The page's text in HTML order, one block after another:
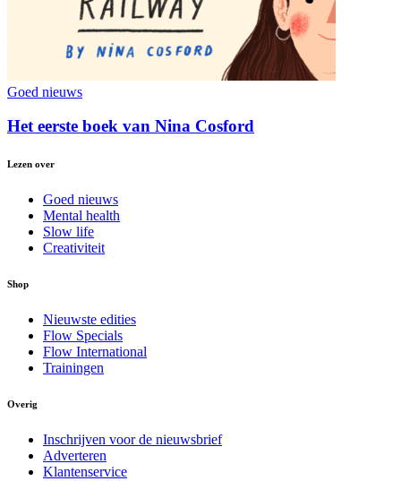
Goed nieuws
Het eerste boek van Nina Cosford
Lezen over
Goed nieuws
Mental health
Slow life
Creativiteit
Shop
Nieuwste edities
Flow Specials
Flow International
Trainingen
Overig
Inschrijven voor de nieuwsbrief
Adverteren
Klantenservice